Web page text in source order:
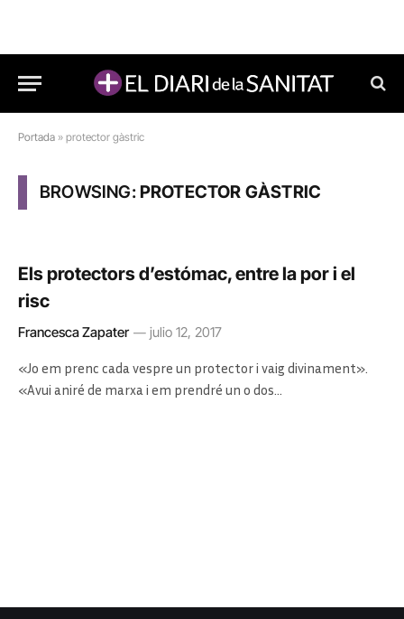
Portada » protector gàstric
BROWSING:PROTECTOR GÀSTRIC
Els protectors d’estómac, entre la por i el
risc
Francesca Zapater julio 12, 2017
«Jo em prenc cada vespre un protector i vaig divinament».
«Avui aniré de marxa i em prendré un o dos…